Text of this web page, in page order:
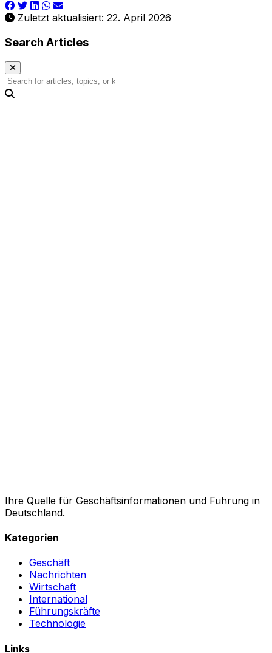
Zuletzt aktualisiert: 22. April 2026
Search Articles
Ihre Quelle für Geschäftsinformationen und Führung in
Deutschland.
Kategorien
Geschäft
Nachrichten
Wirtschaft
International
Führungskräfte
Technologie
Links